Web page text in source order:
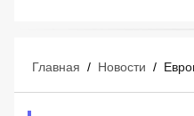
Главная / Новости /